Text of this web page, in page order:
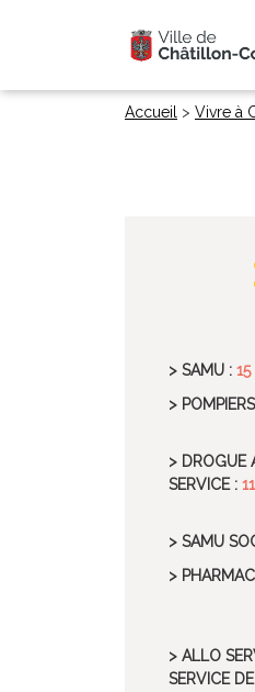
Accueil > Vivre à
> SAMU : 15
>
> DROGUE
SERVICE :
> SAMU
>
> ALLO
SERVICE